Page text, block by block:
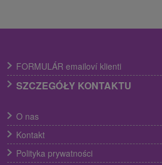
FORMULÁR emailoví klienti
SZCZEGÓŁY KONTAKTU
O nas
Kontakt
Polityka prywatności